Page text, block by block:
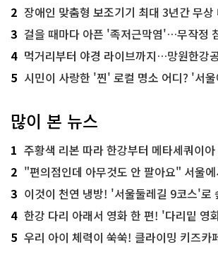
2 장애인 맞춤형 보조기기 최대 3년간 무상 대
3 걸을 때마다 아픈 '족저근막염'…무작정 참지 말
4 먹거리부터 야경 라이브까지…망원한강
5 시민이 사랑한 '찐' 로컬 명소 어디? '서울에
많이 본 뉴스
1 주황색 리본 따라 한강부터 메타세쿼이아 숲길까
2 "편의점인데 아무것도 안 팔아요" 서울에서 가장 특
3 이것이 천연 냉방! '서울둘레길 9코스'로
4 한강 다리 아래서 영화 한 편! '다리밑 영
5 우리 아이 체력이 쑥쑥! 클라이밍 키즈카